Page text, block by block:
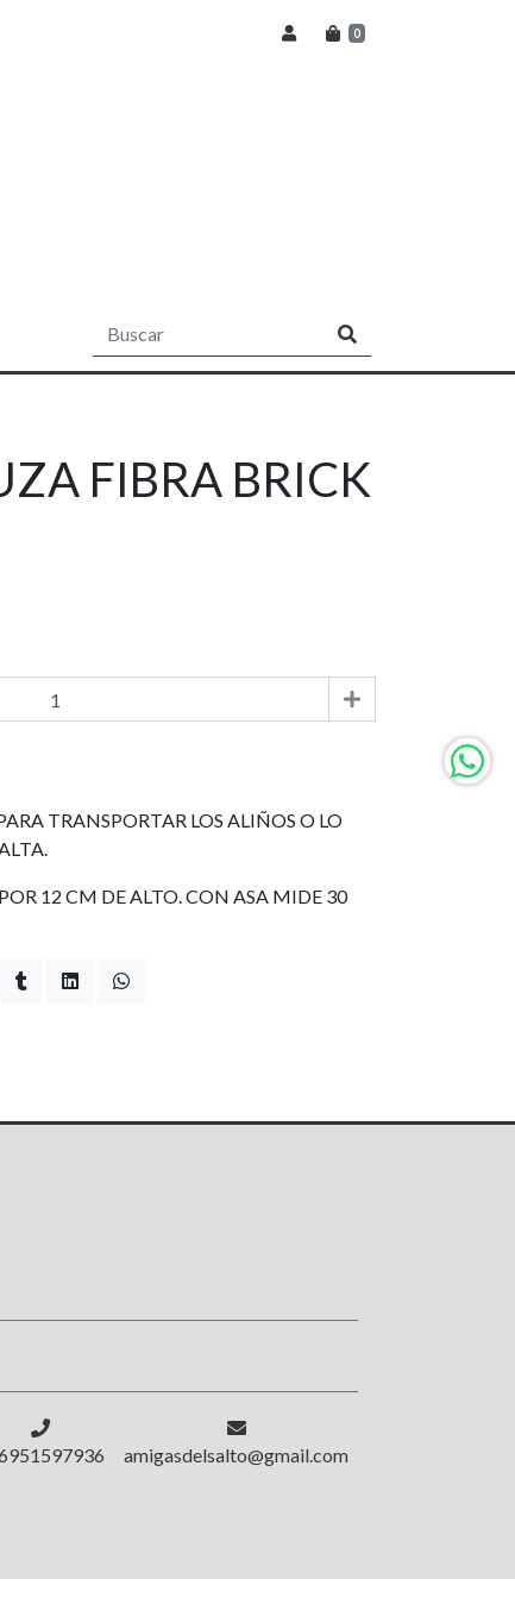
0
FIBRA BRICK
TRANSPORTAR LOS ALIÑOS O LO
12 CM DE ALTO. CON ASA MIDE 30
amigasdelsalto@gmail.com